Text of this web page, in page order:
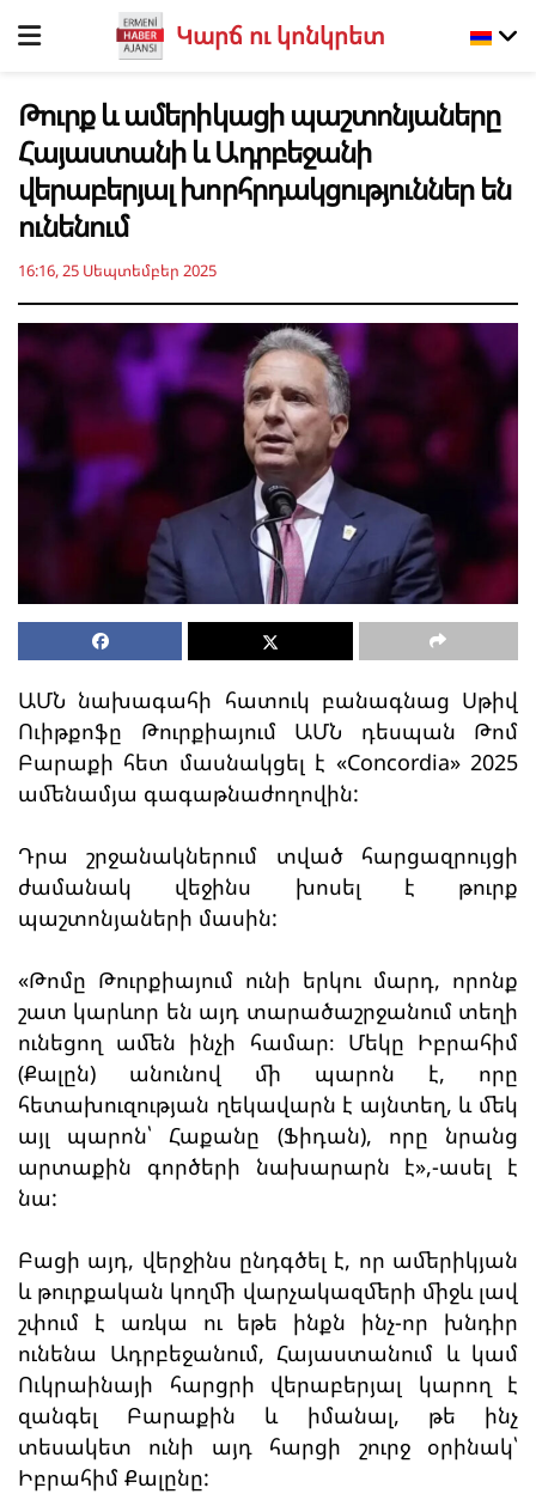
Կարճ ու կոնկրետ
Թուրք և ամերիկացի պաշտոնյաները
Հայաստանի և Ադրբեջանի
վերաբերյալ խորհրդակցություններ են
ունենում
16:16, 25 Սեպտեմբեր 2025
ԱՄՆ նախագահի հատուկ բանագնաց Սթիվ
Ուիթքոֆը Թուրքիայում ԱՄՆ դեսպան Թոմ
Բարաքի հետ մասնակցել է «Concordia» 2025
ամենամյա գագաթնաժողովին:
Դրա շրջանակներում տված հարցազրույցի
ժամանակ վեջինս խոսել է թուրք
պաշտոնյաների մասին:
«Թոմը Թուրքիայում ունի երկու մարդ, որոնք
շատ կարևոր են այդ տարածաշրջանում տեղի
ունեցող ամեն ինչի համար։ Մեկը Իբրահիմ
(Քալըն) անունով մի պարոն է, որը
հետախուզության ղեկավարն է այնտեղ, և մեկ
այլ պարոն՝ Հաքանը (Ֆիդան), որը նրանց
արտաքին գործերի նախարարն է»,-ասել է
նա:
Բացի այդ, վերջինս ընդգծել է, որ ամերիկյան
և թուրքական կողմի վարչակազմերի միջև լավ
շփում է առկա ու եթե ինքն ինչ-որ խնդիր
ունենա Ադրբեջանում, Հայաստանում և կամ
Ուկրաինայի հարցրի վերաբերյալ կարող է
զանգել Բարաքին և իմանալ, թե ինչ
տեսակետ ունի այդ հարցի շուրջ օրինակ՝
Իբրահիմ Քալընը: